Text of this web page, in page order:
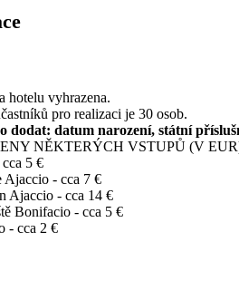
hotelu vyhrazena.
pro realizaci je 30 osob.
dodat: datum narození, státní
NĚKTERÝCH VSTUPŮ (V
5 €
Ajaccio - cca 7 €
Ajaccio - cca 14 €
Bonifacio - cca 5 €
- cca 2 €